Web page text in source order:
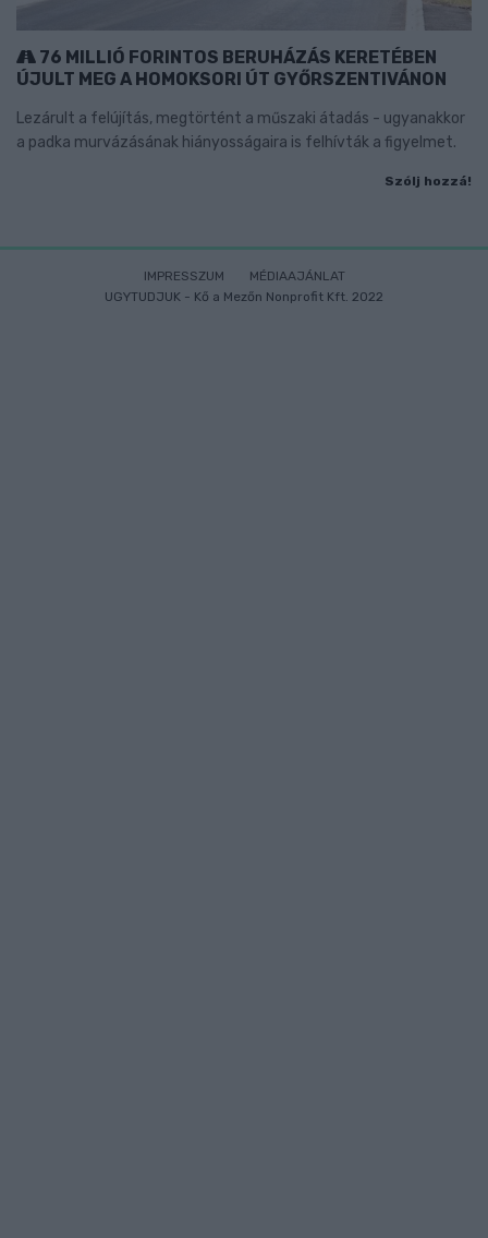
76 MILLIÓ FORINTOS BERUHÁZÁS KERETÉBEN
ÚJULT MEG A HOMOKSORI ÚT GYŐRSZENTIVÁNON
Lezárult a felújítás, megtörtént a műszaki átadás - ugyanakkor
a padka murvázásának hiányosságaira is felhívták a figyelmet.
Szólj hozzá!
IMPRESSZUM
MÉDIAAJÁNLAT
UGYTUDJUK - Kő a Mezőn Nonprofit Kft. 2022